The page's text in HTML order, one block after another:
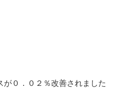
が０．０２％改善されました